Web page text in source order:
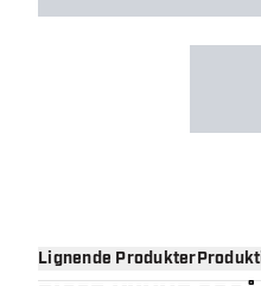
Lignende Produkter